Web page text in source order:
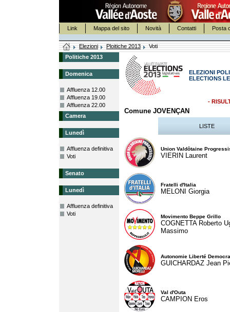
Link Mappa del sito Novità Contatti Posta
Elezioni Ploitiche 2013
Voti
Politiche 2013
Domenica
Affluenza 12.00
Affluenza 19.00
Affluenza 22.00
Camera
Lunedì
Affluenza definitiva
Voti
Senato
Lunedì
Affluenza definitiva
Voti
ELEZIONI
ELECTIONS
-
Comune JOVENÇAN
LISTE
Union Valdôtaine
VIERIN Laurent
Fratelli d'Italia
MELONI Giorgia
Movimento Beppe Grillo
COGNETTA Roberto
Massimo
Autonomie Liberté
GUICHARDAZ Jean
Val d'Outa
CAMPION Eros